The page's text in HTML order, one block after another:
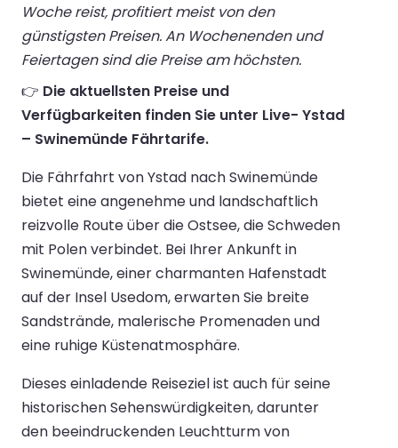
Woche reist, profitiert meist von den
günstigsten Preisen. An Wochenenden und
Feiertagen sind die Preise am höchsten.
👉 Die aktuellsten Preise und
Verfügbarkeiten finden Sie unter Live- Ystad
– Swinemünde Fährtarife.
Die Fährfahrt von Ystad nach Swinemünde
bietet eine angenehme und landschaftlich
reizvolle Route über die Ostsee, die Schweden
mit Polen verbindet. Bei Ihrer Ankunft in
Swinemünde, einer charmanten Hafenstadt
auf der Insel Usedom, erwarten Sie breite
Sandstrände, malerische Promenaden und
eine ruhige Küstenatmosphäre.
Dieses einladende Reiseziel ist auch für seine
historischen Sehenswürdigkeiten, darunter
den beeindruckenden Leuchtturm von